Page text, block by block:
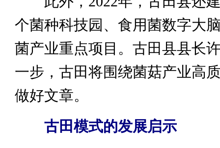
个菌种科技园、食用菌数字大
菌产业重点项目。古田县县长
一步，古田将围绕菌菇产业高
做好文章。
古田模式的发展启示